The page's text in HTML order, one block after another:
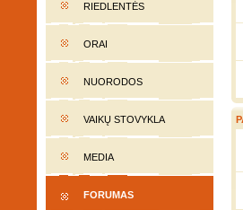
RIEDLENTĖS
ORAI
NUORODOS
VAIKŲ STOVYKLA
MEDIA
FORUMAS